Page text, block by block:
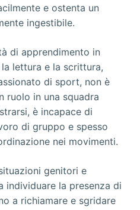
e ostenta un
ingestibile.
di apprendimento in
lettura e la scrittura,
di sport, non è
ruolo in una squadra
è incapace di
di gruppo e spesso
nei movimenti.
genitori e
individuare la presenza di
a richiamare e sgridare